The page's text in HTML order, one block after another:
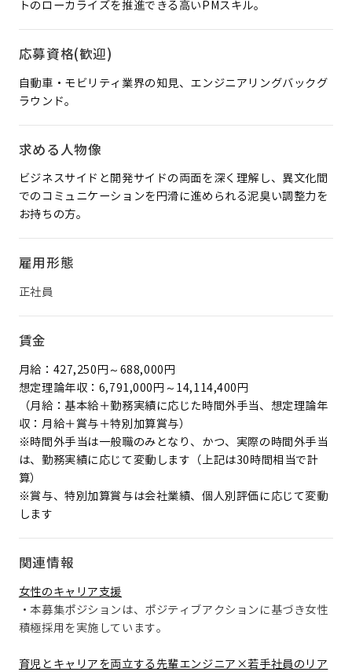
トのローカライズを推進できる高いPMスキル。
応募資格(歓迎)
自動車・モビリティ業界の知見、エンジニアリングバックグ
ラウンド。
求める人物像
ビジネスサイドと開発サイドの両面を深く理解し、異文化間
でのコミュニケーションを円滑に進められる泥臭い調整力を
お持ちの方。
雇用形態
正社員
賃金
月給：427,250円～688,000円
想定理論年収：6,791,000円～14,114,400円
（月給：基本給＋勤務実績に応じた時間外手当、想定理論年
収：月給＋賞与＋特別加算賞与）
※時間外手当は一般職のみとなり、かつ、実際の時間外手当
は、勤務実績に応じて変動します（上記は30時間相当で計
算）
※賞与、特別加算賞与は会社業績、個人別評価に応じて変動
します
関連情報
女性のキャリア支援
・本募集ポジションは、ポジティブアクションに基づき女性
積極採用を実施しています。
育児とキャリアを両立する先輩エンジニア×若手社員のリア